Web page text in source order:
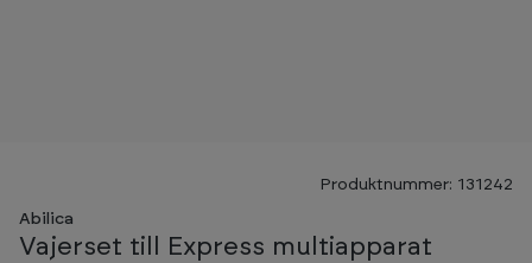
Produktnummer: 131242
Abilica
Vajerset till Express multiapparat